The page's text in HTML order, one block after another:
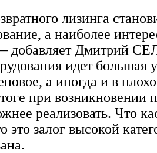
лизинга
а наиболее
добавляет Дмитрий
идет большая
а иногда и в
при возникновении
реализовать. Что
это залог высокой